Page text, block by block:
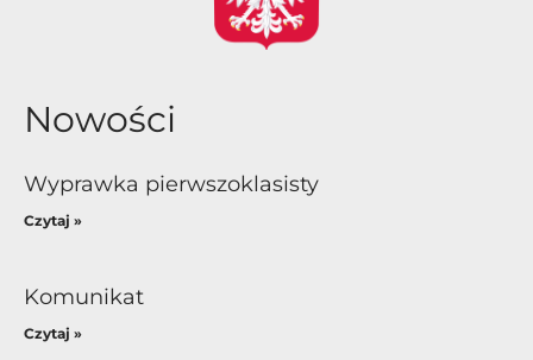
Nowości
Wyprawka pierwszoklasisty
Czytaj »
Komunikat
Czytaj »